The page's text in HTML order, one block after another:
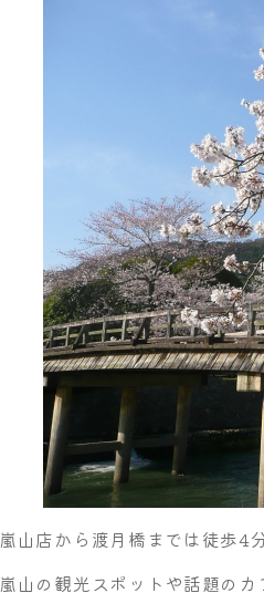
嵐山店から渡月橋までは徒歩4
嵐山の観光スポットや話題のカ